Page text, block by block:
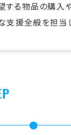
る物品の購入
援全般を担当